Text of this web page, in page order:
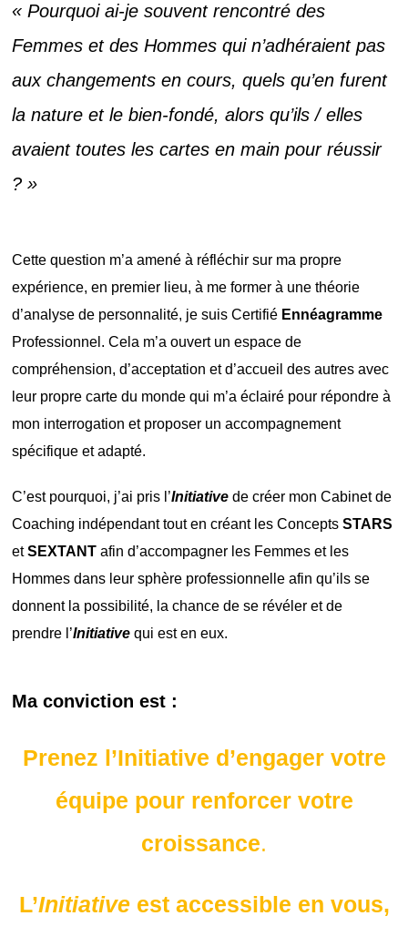
« Pourquoi ai-je souvent rencontré des
Femmes et des Hommes qui n’adhéraient pas
aux changements en cours, quels qu’en furent
la nature et le bien-fondé, alors qu’ils / elles
avaient toutes les cartes en main pour réussir
? »
Cette question m’a amené à réfléchir sur ma propre
expérience, en premier lieu, à me former à une théorie
d’analyse de personnalité, je suis Certifié Ennéagramme
Professionnel. Cela m’a ouvert un espace de
compréhension, d’acceptation et d’accueil des autres avec
leur propre carte du monde qui m’a éclairé pour répondre à
mon interrogation et proposer un accompagnement
spécifique et adapté.
C’est pourquoi, j’ai pris l’Initiativede créer mon Cabinet de
Coaching indépendant tout en créant les ConceptsSTARS
etSEXTANT afin d’accompagner les Femmes et les
Hommes dans leur sphère professionnelle afin qu’ils se
donnent la possibilité, la chance de se révéler et de
prendre l’Initiative qui est en eux.
Ma conviction est :
Prenez l’Initiative d’engager votre
équipe pour renforcer votre
croissance.
L’Initiativeest accessible en vous,